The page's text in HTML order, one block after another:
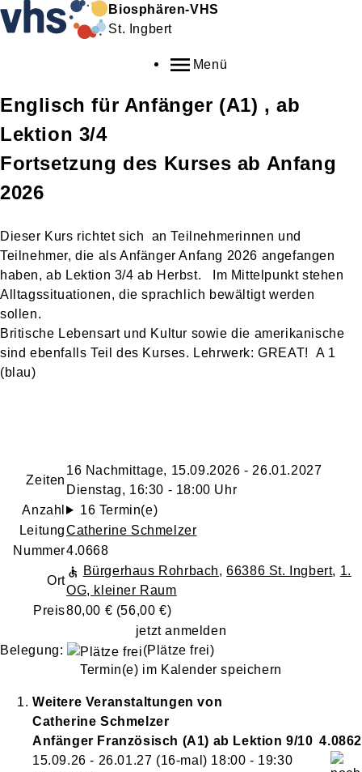
Biosphären-VHS
St. Ingbert
Menü
Englisch für Anfänger (A1) , ab
Lektion 3/4
Fortsetzung des Kurses ab Anfang
2026
Dieser Kurs richtet sich an Teilnehmerinnen und
Teilnehmer, die als Anfänger Anfang 2026 angefangen
haben, ab Lektion 3/4 ab Herbst. Im Mittelpunkt stehen
Alltagssituationen, die sprachlich bewältigt werden
sollen.
Britische Lebensart und Kultur sowie die amerikanische
sind ebenfalls Teil des Kurses. Lehrwerk: GREAT! A 1
(blau)
Zeiten
16 Nachmittage, 15.09.2026 - 26.01.2027
Dienstag, 16:30 - 18:00 Uhr
Anzahl
16 Termin(e)
LeitungCatherine Schmelzer
Nummer4.0668
Ort
Bürgerhaus Rohrbach,66386 St. Ingbert, 1.
OG, kleiner Raum
Preis80,00 € (56,00 €)
jetzt anmelden
Belegung:
(Plätze frei)
Termin(e) im Kalender speichern
Weitere Veranstaltungen von
Catherine Schmelzer
Anfänger Französisch (A1) ab Lektion 9/10 4.0862
15.09.26 - 26.01.27 (16-mal) 18:00 - 19:30